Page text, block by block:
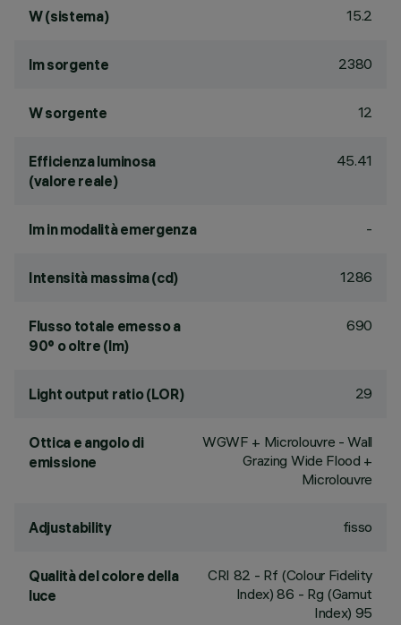
W (sistema) 15.2
lm sorgente 2380
W sorgente 12
Efficienza luminosa
(valore reale)
45.41
lm in modalità emergenza -
Intensità massima (cd) 1286
Flusso totale emesso a
90° o oltre (lm)
690
Light output ratio (LOR) 29
Ottica e angolo di
emissione
WGWF + Microlouvre - Wall
Grazing Wide Flood +
Microlouvre
Adjustability fisso
Qualità del colore della
luce
CRI 82 - Rf (Colour Fidelity
Index) 86 - Rg (Gamut
Index) 95